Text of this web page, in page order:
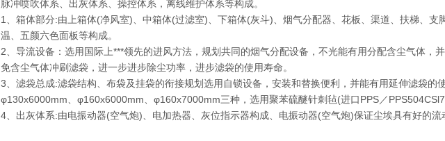
脉冲喷吹体系、出灰体系、操控体系，离线维护体系等构成。
1、箱体部分:由上箱体(净风室)、中箱体(过滤室)、下箱体(灰斗)、烟气分配器、花板、渠道、扶梯、支
温、五颜六色面板等构成。
2、导流设备：选用国际上***领先的进风方法，规划共同的烟气分配设备，不光能有用分配含尘气体，
免含尘气体冲刷滤袋，进一步进步除尘功率，进步滤袋的使用寿命。
3、滤袋总成:滤袋结构、布袋及挂袋的衔接规划选用自锁设备，安装和替换便利，并能有用延伸滤袋的
φ130x6000mm、φ160x6000mm、φ160x7000mm三种，选用聚苯硫醚针刺毡(进口PPS／PPS504CSl7
4、出灰体系:由电振动器(空气炮)、电加热器、灰位指示器构成、电振动器(空气炮)保证尘埃具有好的流